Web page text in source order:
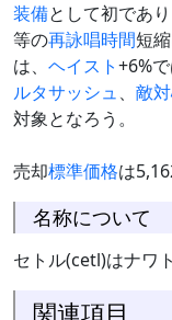
装備として初であり
等の再詠唱時間短
は、 ヘイスト+6%
ルタサッシュ、 敵
対象となろう。
売却標準価格は
名称について
セトル(cetl)はナワ
関連項目